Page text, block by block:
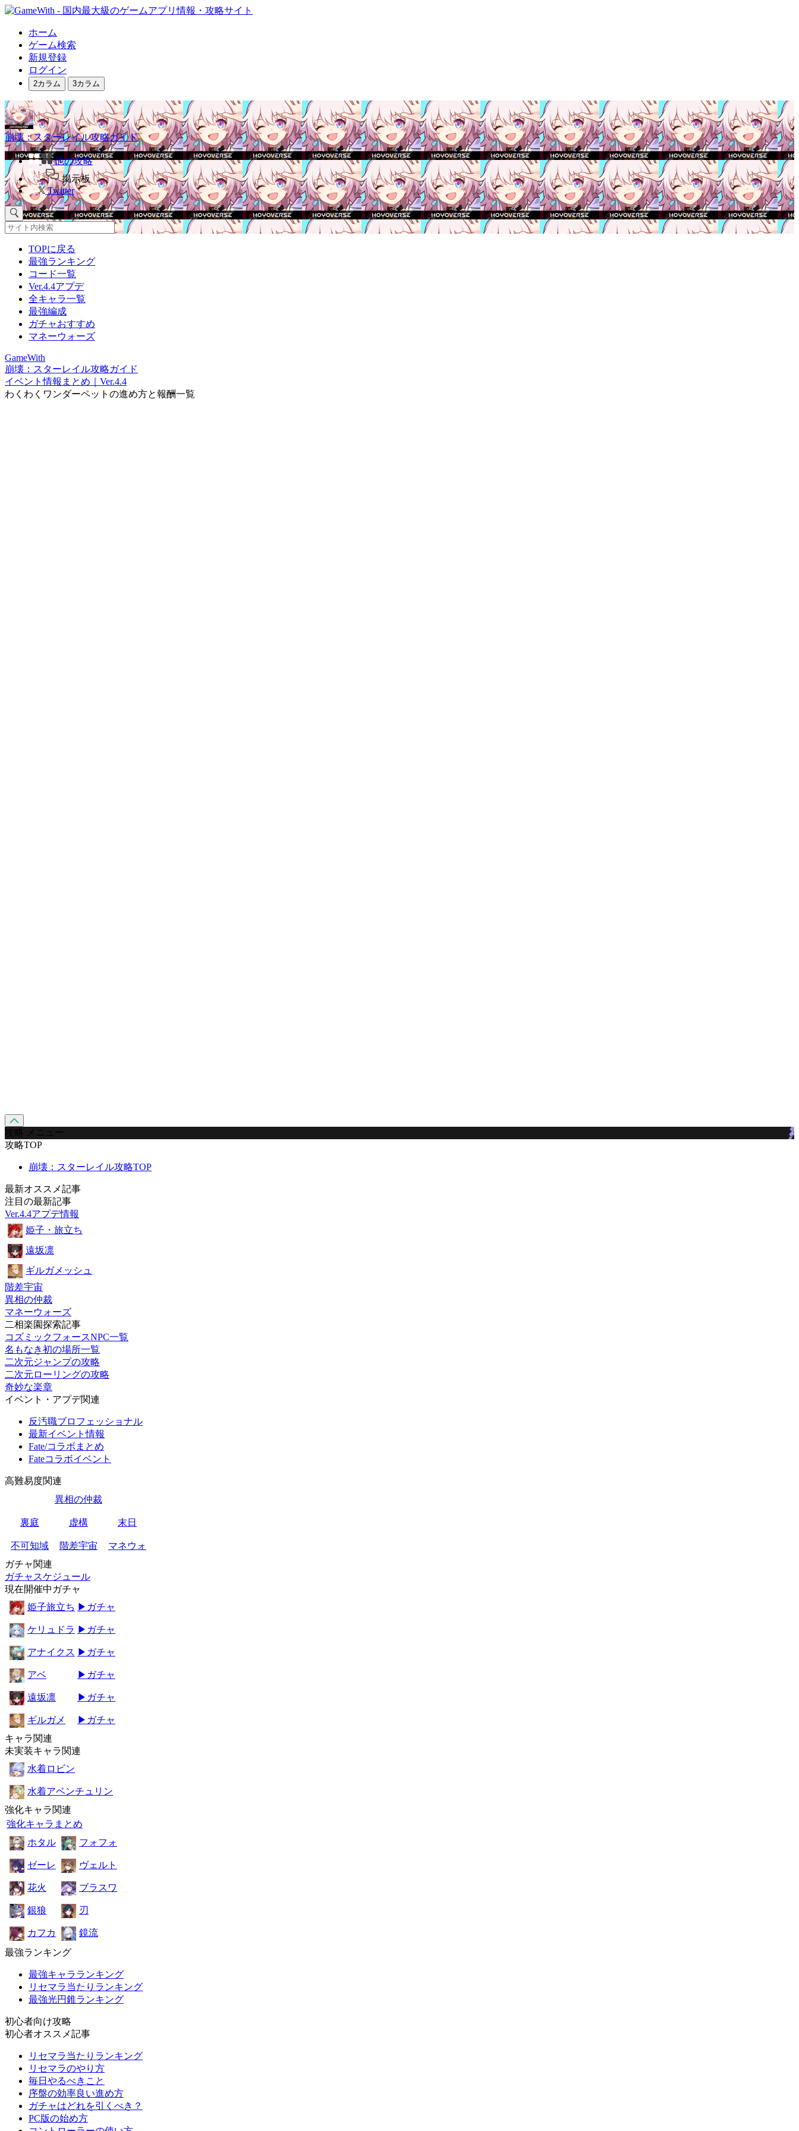
ホーム
ゲーム検索
新規登録
ログイン
2カラム 3カラム
崩壊：スターレイル攻略ガイド
他の攻略
掲示板
Twitter
TOPに戻る
最強ランキング
コード一覧
Ver.4.4アプデ
全キャラ一覧
最強編成
ガチャおすすめ
マネーウォーズ
GameWith
崩壊：スターレイル攻略ガイド
イベント情報まとめ｜Ver.4.4
わくわくワンダーペットの進め方と報酬一覧
攻略 メニュー
攻略TOP
崩壊：スターレイル攻略TOP
最新オススメ記事
注目の最新記事
Ver.4.4アプデ情報
姫子・旅立ち
遠坂凛
ギルガメッシュ
階差宇宙
異相の仲裁
マネーウォーズ
二相楽園探索記事
コズミックフォースNPC一覧
名もなき初の場所一覧
二次元ジャンプの攻略
二次元ローリングの攻略
奇妙な楽章
イベント・アプデ関連
反汚職ブロフェッショナル
最新イベント情報
Fate/コラボまとめ
Fateコラボイベント
高難易度関連
異相の仲裁
裏庭 虚構 末日
不可知域 階差宇宙
マネウォ
ガチャ関連
ガチャスケジュール
現在開催中ガチャ
姫子旅立ち ▶ガチャ
ケリュドラ ▶ガチャ
アナイクス ▶ガチャ
アベ ▶ガチャ
遠坂凛 ▶ガチャ
ギルガメ
▶ガチャ
キャラ関連
未実装キャラ関連
水着ロビン
水着アベンチュリン
強化キャラ関連
強化キャラまとめ
ホタル
フォフォ
ゼーレ ヴェルト
花火 ブラスワ
銀狼 刃
カフカ
鏡流
最強ランキング
最強キャラランキング
リセマラ当たりランキング
最強光円錐ランキング
初心者向け攻略
初心者オススメ記事
リセマラ当たりランキング
リセマラのやり方
毎日やるべきこと
序盤の効率良い進め方
ガチャはどれを引くべき？
PC版の始め方